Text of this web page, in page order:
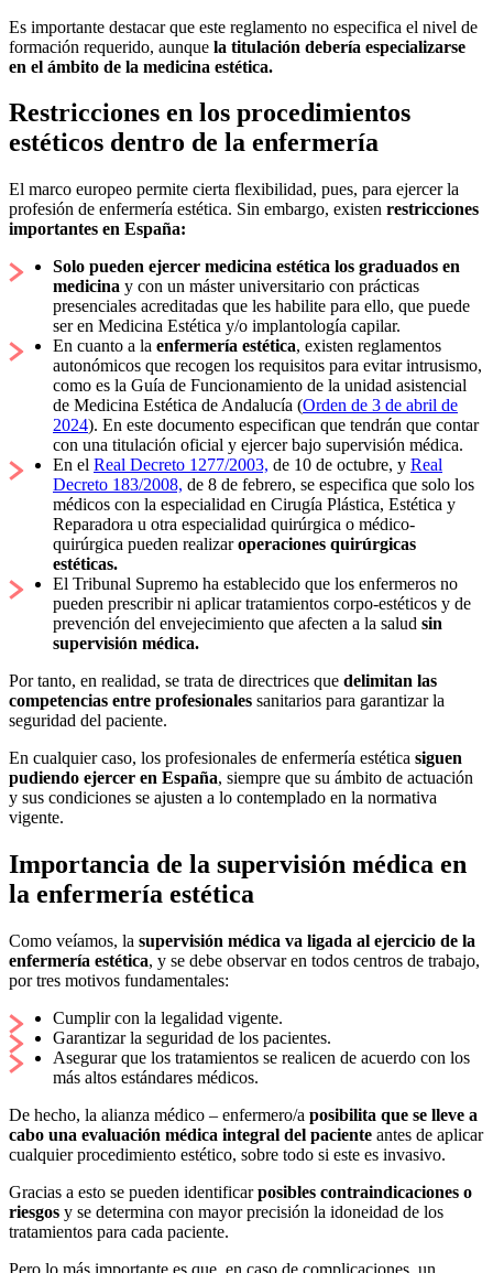
Es importante destacar que este reglamento no especifica el nivel de
formación requerido, aunque la titulación debería especializarse
en el ámbito de la medicina estética.
Restricciones en los procedimientos
estéticos dentro de la enfermería
El marco europeo permite cierta flexibilidad, pues, para ejercer la
profesión de enfermería estética. Sin embargo, existen restricciones
importantes en España:
Solo pueden ejercer medicina estética los graduados en
medicina y con un máster universitario con prácticas
presenciales acreditadas que les habilite para ello, que puede
ser en Medicina Estética y/o implantología capilar.
En cuanto a la enfermería estética, existen reglamentos
autonómicos que recogen los requisitos para evitar intrusismo,
como es la Guía de Funcionamiento de la unidad asistencial
de Medicina Estética de Andalucía (Orden de 3 de abril de
2024). En este documento especifican que tendrán que contar
con una titulación oficial y ejercer bajo supervisión médica.
En el Real Decreto 1277/2003, de 10 de octubre, y Real
Decreto 183/2008, de 8 de febrero, se especifica que solo los
médicos con la especialidad en Cirugía Plástica, Estética y
Reparadora u otra especialidad quirúrgica o médico-
quirúrgica pueden realizaroperaciones quirúrgicas
estéticas.
El Tribunal Supremo ha establecido que los enfermeros no
pueden prescribir ni aplicar tratamientos corpo-estéticos y de
prevención del envejecimiento que afecten a la salud sin
supervisión médica.
Por tanto, en realidad, se trata de directrices que delimitan las
competencias entre profesionales sanitarios para garantizar la
seguridad del paciente.
En cualquier caso, los profesionales de enfermería estética siguen
pudiendo ejercer en España, siempre que su ámbito de actuación
y sus condiciones se ajusten a lo contemplado en la normativa
vigente.
Importancia de la supervisión médica en
la enfermería estética
Como veíamos, la supervisión médica va ligada al ejercicio de la
enfermería estética, y se debe observar en todos centros de trabajo,
por tres motivos fundamentales:
Cumplir con la legalidad vigente.
Garantizar la seguridad de los pacientes.
Asegurar que los tratamientos se realicen de acuerdo con los
más altos estándares médicos.
De hecho, la alianza médico – enfermero/a posibilita que se lleve a
cabo una evaluación médica integral del paciente antes de aplicar
cualquier procedimiento estético, sobre todo si este es invasivo.
Gracias a esto se pueden identificarposibles contraindicaciones o
riesgos y se determina con mayor precisión la idoneidad de los
tratamientos para cada paciente.